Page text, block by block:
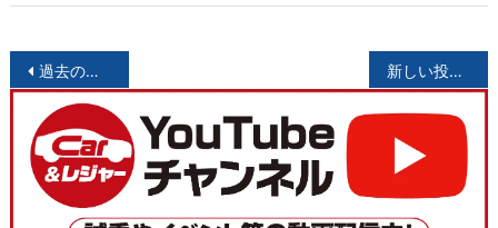
投
稿
ナ
ビ
過去の投稿 新しい投稿